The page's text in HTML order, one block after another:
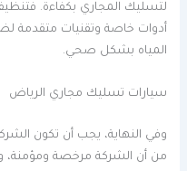
لتسليك المجاري بكفاءة.
أدوات خاصة وتقنيات متقدمة
المياه بشكل صحي.
سيارات تسليك مجاري الرياض
وفي النهاية، يجب أن تكون
من أن الشركة مرخصة ومؤمنة،